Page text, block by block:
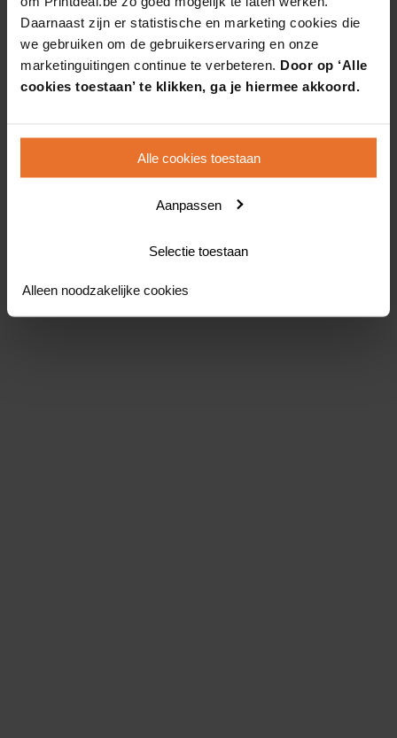
Daarnaast zijn er statistische en marketing cookies die
we gebruiken om de gebruikerservaring en onze
marketinguitingen continue te verbeteren. Door op ‘Alle
cookies toestaan’ te klikken, ga je hiermee akkoord.
Alle cookies toestaan
Aanpassen
Selectie toestaan
Alleen noodzakelijke cookies